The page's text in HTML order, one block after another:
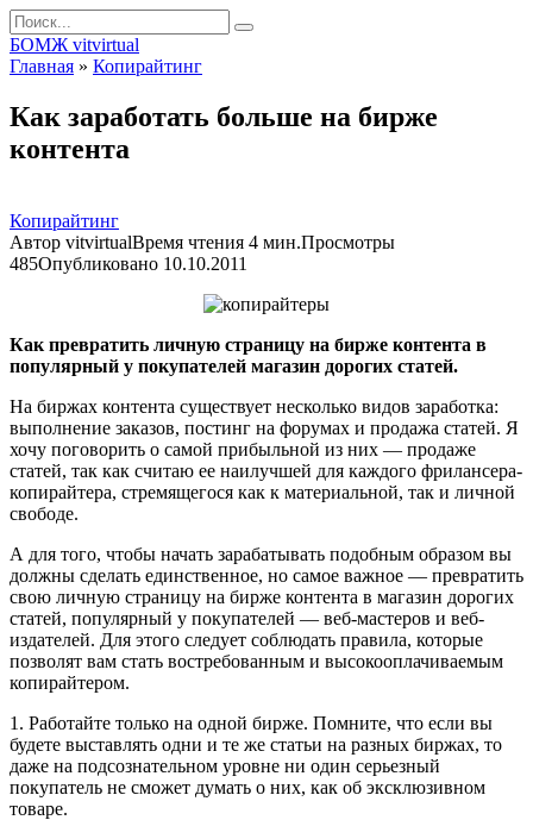
Перейти
к
контенту
Search
for:
БОМЖ vitvirtual
Главная » Копирайтинг
Как заработать больше на бирже
контента
Копирайтинг
Автор vitvirtualВремя чтения 4 мин.Просмотры
485Опубликовано 10.10.2011
Как превратить личную страницу на бирже контента в
популярный у покупателей магазин дорогих статей.
На биржах контента существует несколько видов заработка:
выполнение заказов, постинг на форумах и продажа статей. Я
хочу поговорить о самой прибыльной из них — продаже
статей, так как считаю ее наилучшей для каждого фрилансера-
копирайтера, стремящегося как к материальной, так и личной
свободе.
А для того, чтобы начать зарабатывать подобным образом вы
должны сделать единственное, но самое важное — превратить
свою личную страницу на бирже контента в магазин дорогих
статей, популярный у покупателей — веб-мастеров и веб-
издателей. Для этого следует соблюдать правила, которые
позволят вам стать востребованным и высокооплачиваемым
копирайтером.
1. Работайте только на одной бирже. Помните, что если вы
будете выставлять одни и те же статьи на разных биржах, то
даже на подсознательном уровне ни один серьезный
покупатель не сможет думать о них, как об эксклюзивном
товаре.